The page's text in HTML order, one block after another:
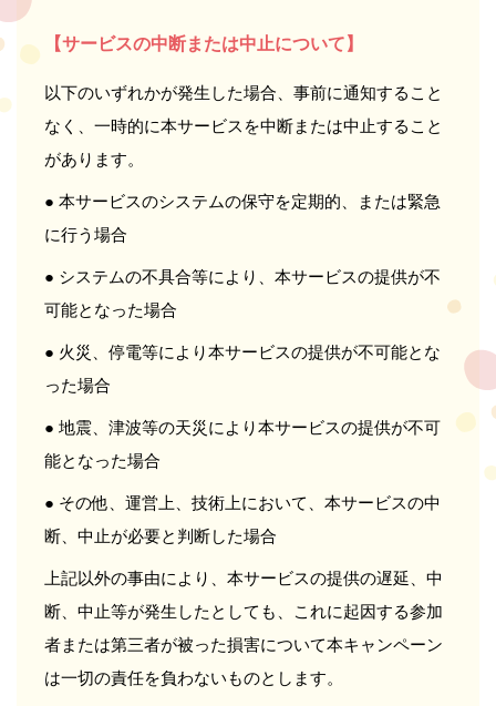
【サービスの中断または中止について】
以下のいずれかが発生した場合、事前に通知すること
なく、一時的に本サービスを中断または中止すること
があります。
● 本サービスのシステムの保守を定期的、または緊急
に行う場合
● システムの不具合等により、本サービスの提供が不
可能となった場合
● 火災、停電等により本サービスの提供が不可能とな
った場合
● 地震、津波等の天災により本サービスの提供が不可
能となった場合
● その他、運営上、技術上において、本サービスの中
断、中止が必要と判断した場合
上記以外の事由により、本サービスの提供の遅延、中
断、中止等が発生したとしても、これに起因する参加
者または第三者が被った損害について本キャンペーン
は一切の責任を負わないものとします。